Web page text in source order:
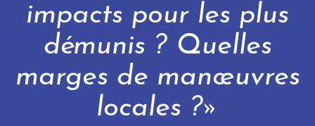
impacts pour les plus
démunis ? Quelles
marges de manœuvres
locales ?»